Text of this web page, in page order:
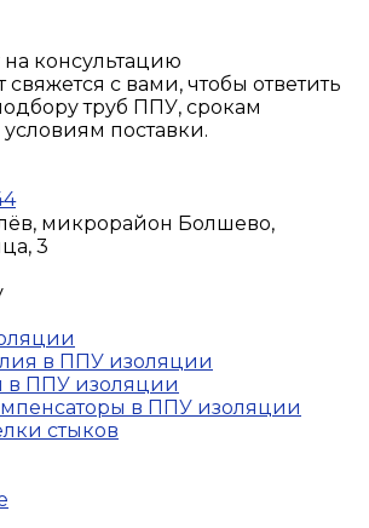
на консультацию
с вами, чтобы ответить
труб ППУ, срокам
поставки.
микрорайон Болшево,
3
в ППУ изоляции
ППУ изоляции
в ППУ изоляции
стыков